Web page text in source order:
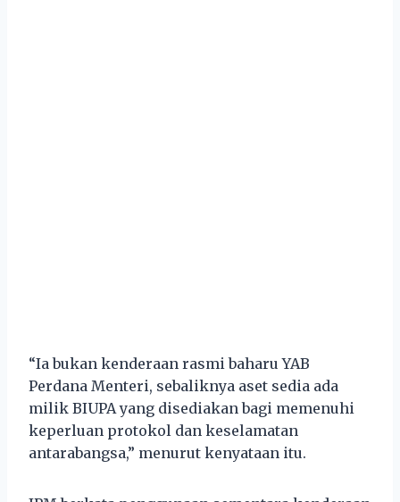
“Ia bukan kenderaan rasmi baharu YAB
Perdana Menteri, sebaliknya aset sedia ada
milik BIUPA yang disediakan bagi memenuhi
keperluan protokol dan keselamatan
antarabangsa,” menurut kenyataan itu.